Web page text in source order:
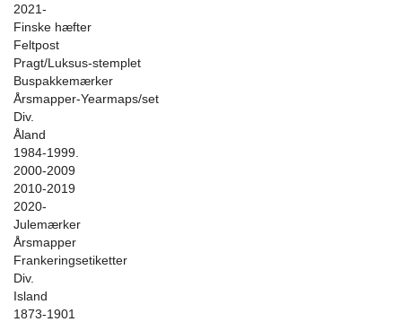
2021-
Finske hæfter
Feltpost
Pragt/Luksus-stemplet
Buspakkemærker
Årsmapper-Yearmaps/set
Div.
Åland
1984-1999.
2000-2009
2010-2019
2020-
Julemærker
Årsmapper
Frankeringsetiketter
Div.
Island
1873-1901